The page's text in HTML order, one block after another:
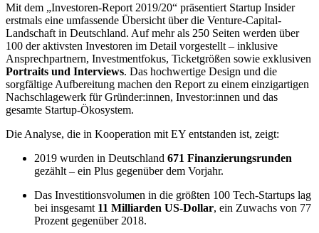
Mit dem „Investoren-Report 2019/20“ präsentiert Startup Insider
erstmals eine umfassende Übersicht über die Venture-Capital-
Landschaft in Deutschland. Auf mehr als 250 Seiten werden über
100 der aktivsten Investoren im Detail vorgestellt – inklusive
Ansprechpartnern, Investmentfokus, Ticketgrößen sowie exklusiven
Portraits und Interviews. Das hochwertige Design und die
sorgfältige Aufbereitung machen den Report zu einem einzigartigen
Nachschlagewerk für Gründer:innen, Investor:innen und das
gesamte Startup-Ökosystem.
Die Analyse, die in Kooperation mit EY entstanden ist, zeigt:
2019 wurden in Deutschland 671 Finanzierungsrunden
gezählt – ein Plus gegenüber dem Vorjahr.
Das Investitionsvolumen in die größten 100 Tech-Startups lag
bei insgesamt 11 Milliarden US-Dollar, ein Zuwachs von 77
Prozent gegenüber 2018.